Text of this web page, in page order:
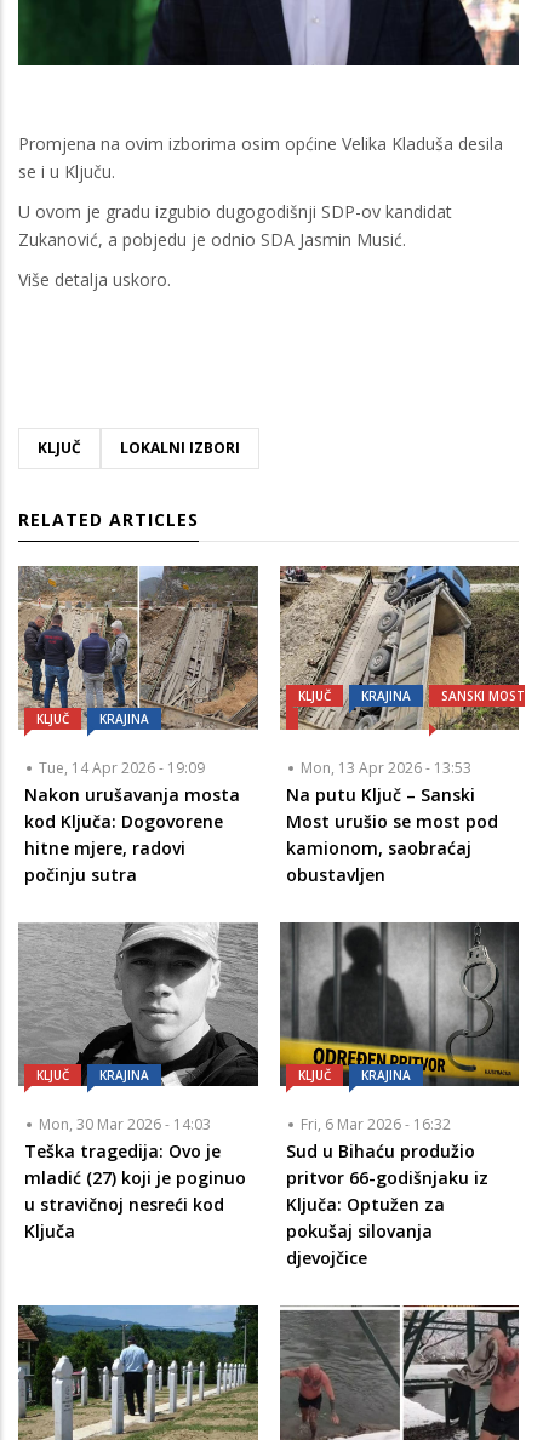
Promjena na ovim izborima osim općine Velika Kladuša desila
se i u Ključu.
U ovom je gradu izgubio dugogodišnji SDP-ov kandidat
Zukanović, a pobjedu je odnio SDA Jasmin Musić.
Više detalja uskoro.
KLJUČ LOKALNI IZBORI
RELATED ARTICLES
KLJUČ KRAJINA
Tue, 14 Apr 2026 - 19:09
Nakon urušavanja mosta
kod Ključa: Dogovorene
hitne mjere, radovi
počinju sutra
KLJUČ KRAJINA SANSKI MOST
Mon, 13 Apr 2026 - 13:53
Na putu Ključ – Sanski
Most urušio se most pod
kamionom, saobraćaj
obustavljen
KLJUČ KRAJINA
Mon, 30 Mar 2026 - 14:03
Teška tragedija: Ovo je
mladić (27) koji je poginuo
u stravičnoj nesreći kod
Ključa
KLJUČ KRAJINA
Fri, 6 Mar 2026 - 16:32
Sud u Bihaću produžio
pritvor 66-godišnjaku iz
Ključa: Optužen za
pokušaj silovanja
djevojčice